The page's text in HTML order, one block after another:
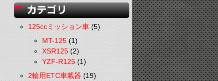
125ccミッション車(5)
MT-125(1)
XSR125(2)
YZF-R125(1)
2輪用ETC車載器(19)